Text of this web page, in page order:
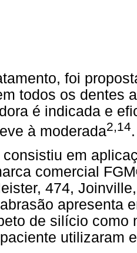
foi
todos os dentes
é indicada e
à moderada2,14.
em
comercial
474,
apresenta
de silício como
utilizaram